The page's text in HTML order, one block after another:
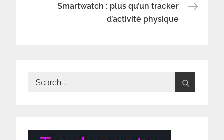
l’article
Smartwatch : plus qu’un tracker
d’activité physique
Search